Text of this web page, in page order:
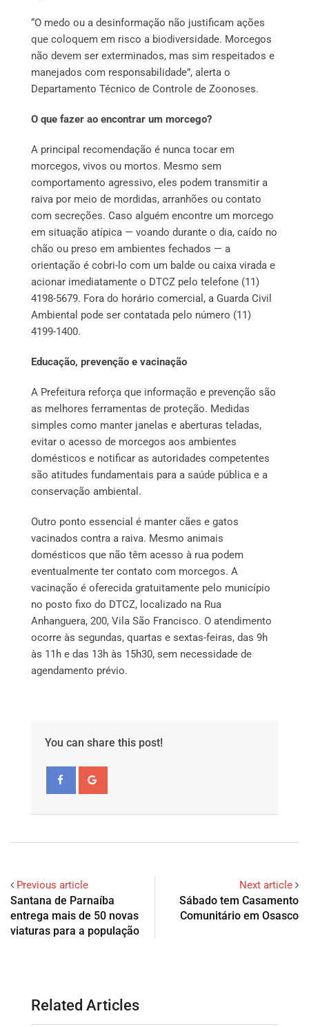
“O medo ou a desinformação não justificam ações
que coloquem em risco a biodiversidade. Morcegos
não devem ser exterminados, mas sim respeitados e
manejados com responsabilidade”, alerta o
Departamento Técnico de Controle de Zoonoses.
O que fazer ao encontrar um morcego?
A principal recomendação é nunca tocar em
morcegos, vivos ou mortos. Mesmo sem
comportamento agressivo, eles podem transmitir a
raiva por meio de mordidas, arranhões ou contato
com secreções. Caso alguém encontre um morcego
em situação atípica — voando durante o dia, caído no
chão ou preso em ambientes fechados — a
orientação é cobri-lo com um balde ou caixa virada e
acionar imediatamente o DTCZ pelo telefone (11)
4198-5679. Fora do horário comercial, a Guarda Civil
Ambiental pode ser contatada pelo número (11)
4199-1400.
Educação, prevenção e vacinação
A Prefeitura reforça que informação e prevenção são
as melhores ferramentas de proteção. Medidas
simples como manter janelas e aberturas teladas,
evitar o acesso de morcegos aos ambientes
domésticos e notificar as autoridades competentes
são atitudes fundamentais para a saúde pública e a
conservação ambiental.
Outro ponto essencial é manter cães e gatos
vacinados contra a raiva. Mesmo animais
domésticos que não têm acesso à rua podem
eventualmente ter contato com morcegos. A
vacinação é oferecida gratuitamente pelo município
no posto fixo do DTCZ, localizado na Rua
Anhanguera, 200, Vila São Francisco. O atendimento
ocorre às segundas, quartas e sextas-feiras, das 9h
às 11h e das 13h às 15h30, sem necessidade de
agendamento prévio.
You can share this post!
Previous article
Santana de Parnaíba
entrega mais de 50 novas
viaturas para a população
Next article
Sábado tem Casamento
Comunitário em Osasco
Related Articles